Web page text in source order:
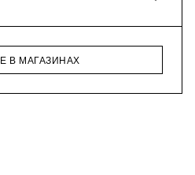
В МАГАЗИНАХ